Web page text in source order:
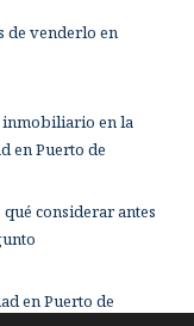
de venderlo en
inmobiliario en la
en Puerto de
considerar antes
en Puerto de